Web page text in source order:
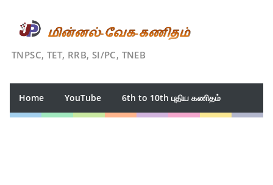
TNPSC, TET, RRB, SI/PC, TNEB
Home YouTube 6th to 10th புதிய கணிதம்